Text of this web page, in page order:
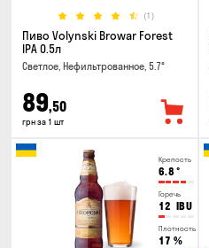
(1)
Пиво Volynski Browar Forest
IPA 0.5л
Светлое, Нефильтрованное, 5.7°
89,50
грн за 1 шт
Крепость
6.8 °
Горечь
12 IBU
Плотность
17 %